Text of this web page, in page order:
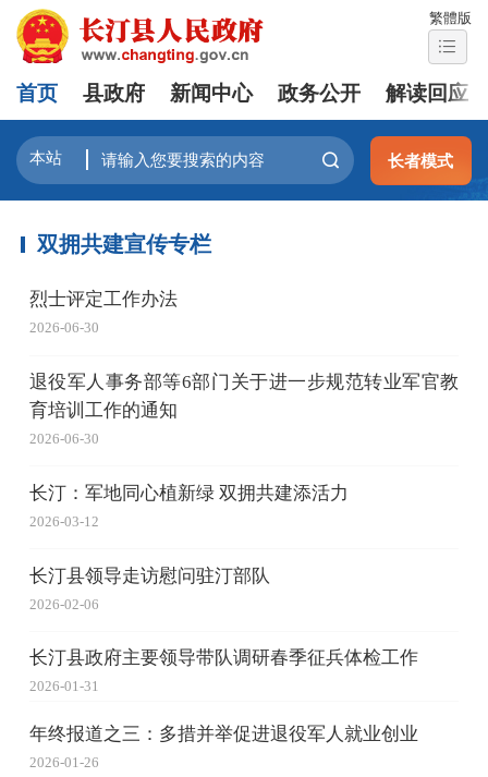
繁體版
首页 县政府 新闻中心 政务公开 解读回应
长者模式
双拥共建宣传专栏
烈士评定工作办法
2026-06-30
退役军人事务部等6部门关于进一步规范转业军官教
育培训工作的通知
2026-06-30
长汀：军地同心植新绿 双拥共建添活力
2026-03-12
长汀县领导走访慰问驻汀部队
2026-02-06
长汀县政府主要领导带队调研春季征兵体检工作
2026-01-31
年终报道之三：多措并举促进退役军人就业创业
2026-01-26